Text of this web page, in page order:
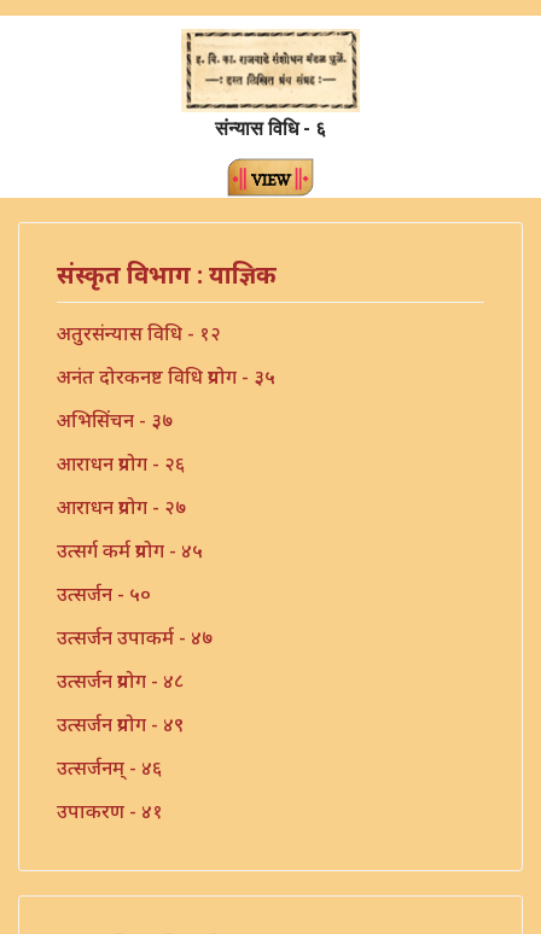
संन्यास विधि - ६
संस्कृत विभाग : याज्ञिक
अतुरसंन्यास विधि - १२
अनंत दोरकनष्ट विधि प्रयोग - ३५
अभिसिंचन - ३७
आराधन प्रयोग - २६
आराधन प्रयोग - २७
उत्सर्ग कर्म प्रयोग - ४५
उत्सर्जन - ५०
उत्सर्जन उपाकर्म - ४७
उत्सर्जन प्रयोग - ४८
उत्सर्जन प्रयोग - ४९
उत्सर्जनम् - ४६
उपाकरण - ४१
उपाकर्म - ४३